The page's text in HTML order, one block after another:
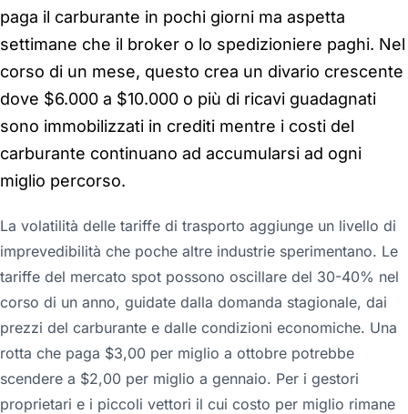
paga il carburante in pochi giorni ma aspetta
settimane che il broker o lo spedizioniere paghi. Nel
corso di un mese, questo crea un divario crescente
dove $6.000 a $10.000 o più di ricavi guadagnati
sono immobilizzati in crediti mentre i costi del
carburante continuano ad accumularsi ad ogni
miglio percorso.
La volatilità delle tariffe di trasporto aggiunge un livello di
imprevedibilità che poche altre industrie sperimentano. Le
tariffe del mercato spot possono oscillare del 30-40% nel
corso di un anno, guidate dalla domanda stagionale, dai
prezzi del carburante e dalle condizioni economiche. Una
rotta che paga $3,00 per miglio a ottobre potrebbe
scendere a $2,00 per miglio a gennaio. Per i gestori
proprietari e i piccoli vettori il cui costo per miglio rimane